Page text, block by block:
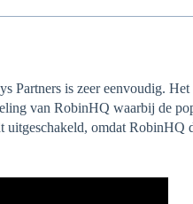
Partners is zeer eenvoudig. Het
van RobinHQ waarbij de
uitgeschakeld, omdat RobinHQ